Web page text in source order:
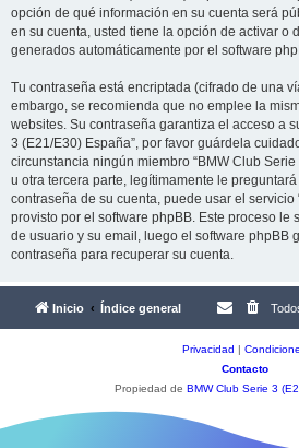
opción de qué información en su cuenta será
en su cuenta, usted tiene la opción de activar o
generados automáticamente por el software
Tu contraseña está encriptada (cifrado de una
embargo, se recomienda que no emplee la
websites. Su contraseña garantiza el acceso a
3 (E21/E30) España”, por favor guárdela
circunstancia ningún miembro “BMW Club
u otra tercera parte, legítimamente le
contraseña de su cuenta, puede usar el servicio
provisto por el software phpBB. Este proceso le
de usuario y su email, luego el software phpBB
contraseña para recuperar su cuenta.
Inicio Índice general
Privacidad |
Contacto
Propiedad de BMW Club Serie 3